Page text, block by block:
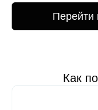
Перейти
Как